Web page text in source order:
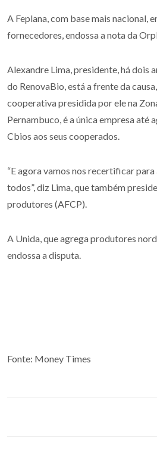
A Feplana, com base mais nacional,
fornecedores, endossa a nota da
Alexandre Lima, presidente, há dois
do RenovaBio, está a frente da
cooperativa presidida por ele na
Pernambuco, é a única empresa até
Cbios aos seus cooperados.
“E agora vamos nos recertificar
todos”, diz Lima, que também
produtores (AFCP).
A Unida, que agrega produtores
endossa a disputa.
Fonte: Money Times